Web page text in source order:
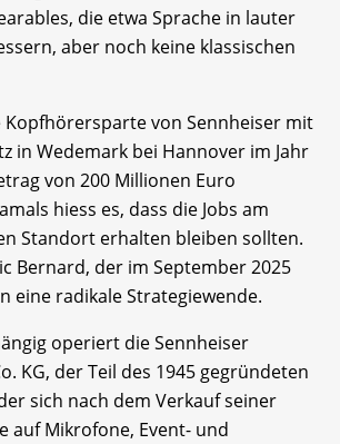
die etwa Sprache in lauter
aber noch keine klassischen
Kopfhörersparte von Sennheiser mit
in Wedemark bei Hannover im Jahr
von 200 Millionen Euro
hiess es, dass die Jobs am
Standort erhalten bleiben sollten.
Bernard, der im September 2025
eine radikale Strategiewende.
operiert die Sennheiser
KG, der Teil des 1945 gegründeten
sich nach dem Verkauf seiner
auf Mikrofone, Event- und